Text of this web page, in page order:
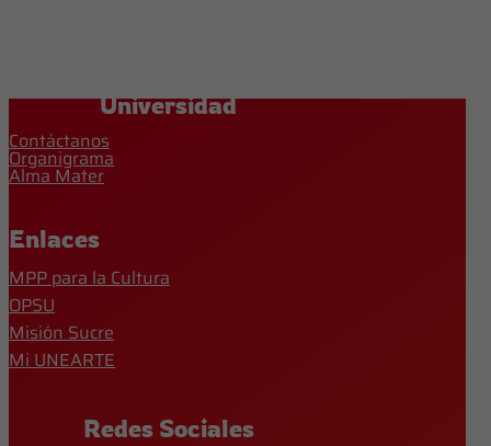
Universidad
Contáctanos
Organigrama
Alma Mater
Enlaces
MPP para la Cultura
OPSU
Misión Sucre
Mi UNEARTE
Redes Sociales